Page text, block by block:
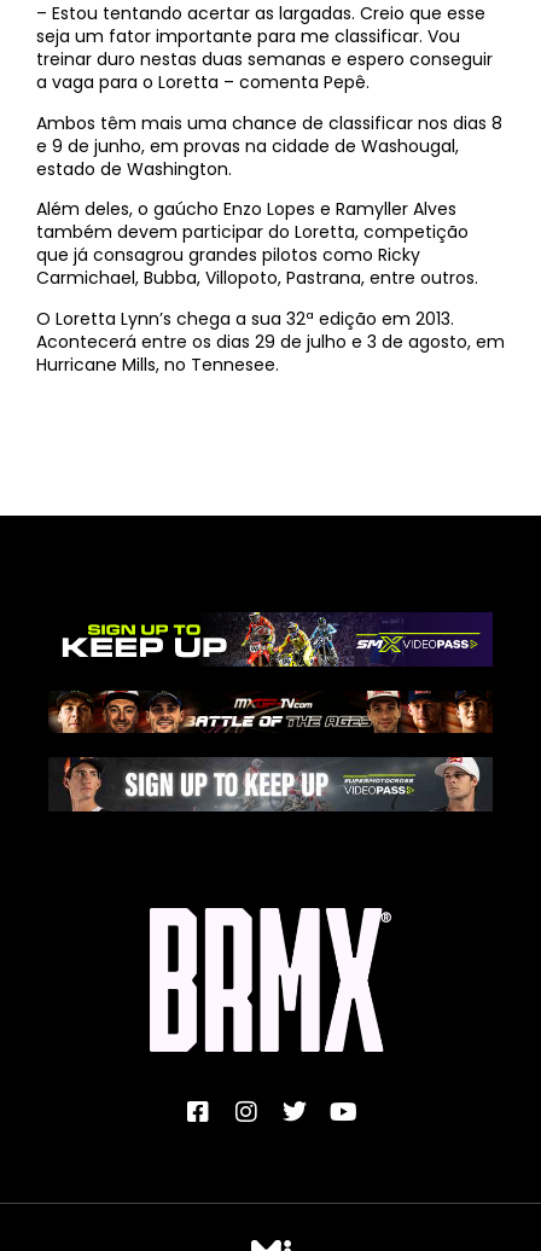
– Estou tentando acertar as largadas. Creio que esse
seja um fator importante para me classificar. Vou
treinar duro nestas duas semanas e espero conseguir
a vaga para o Loretta – comenta Pepê.
Ambos têm mais uma chance de classificar nos dias 8
e 9 de junho, em provas na cidade de Washougal,
estado de Washington.
Além deles, o gaúcho Enzo Lopes e Ramyller Alves
também devem participar do Loretta, competição
que já consagrou grandes pilotos como Ricky
Carmichael, Bubba, Villopoto, Pastrana, entre outros.
O Loretta Lynn’s chega a sua 32ª edição em 2013.
Acontecerá entre os dias 29 de julho e 3 de agosto, em
Hurricane Mills, no Tennesee.